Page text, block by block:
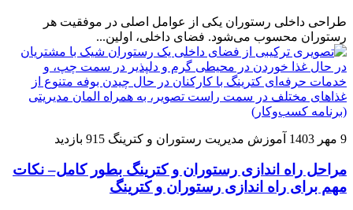
طراحی داخلی رستوران یکی از عوامل اصلی در موفقیت هر
رستوران محسوب می‌شود. فضای داخلی، اولین...
9 مهر 1403 آموزش مدیریت رستوران و کترینگ 915 بازدید
مراحل راه اندازی رستوران و کترینگ بطور کامل– نکات
مهم برای راه اندازی رستوران و کترینگ